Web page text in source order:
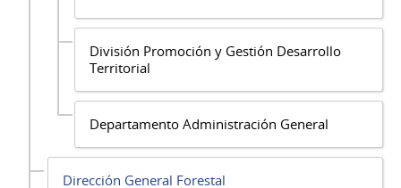
División Promoción y Gestión Desarrollo
Territorial
Departamento Administración General
Dirección General Forestal